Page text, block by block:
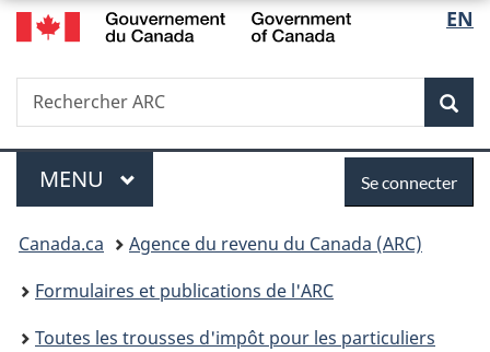
de
la
EN
Recherche
Rechercher
ARC
Menu
MENU PRINCIPAL
connecter
Se connecter
Vous
êtes
ici :
Canada.ca
Agence du revenu du Canada (ARC)
Formulaires et publications de l'ARC
Toutes les trousses d'impôt pour les particuliers